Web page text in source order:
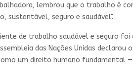
lembrou que o trabalho é
sustentável, seguro e saudável".
de trabalho saudável e seguro
das Nações Unidas
um direito humano fundamental —